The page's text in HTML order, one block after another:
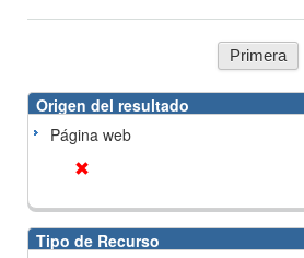
Primera
Origen del resultado
Página web
Tipo de Recurso